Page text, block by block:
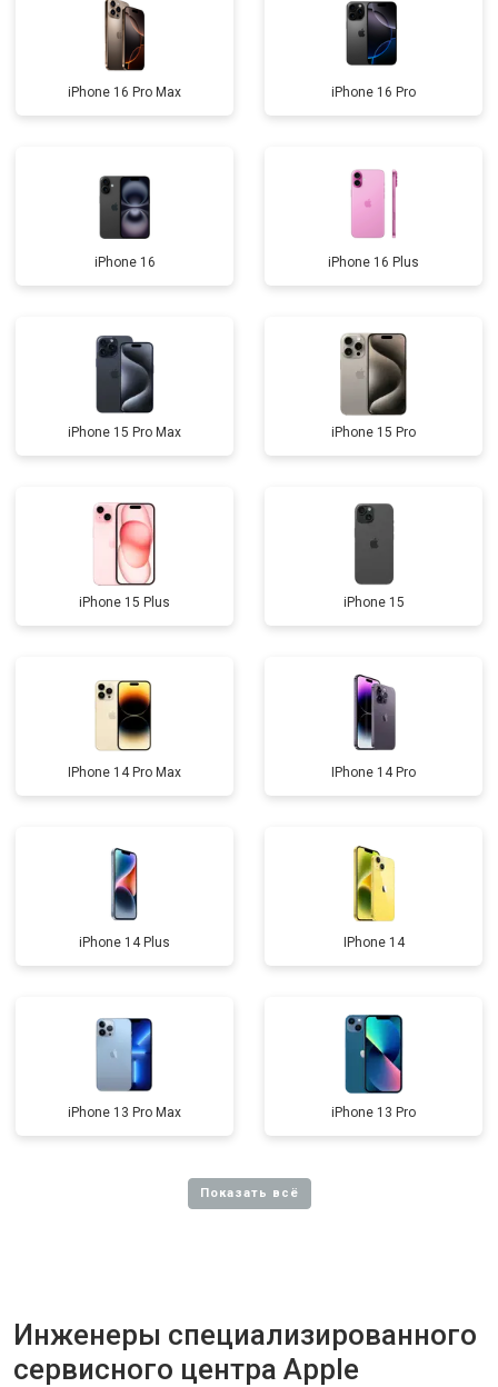
iPhone 16 Pro Max iPhone 16 Pro
iPhone 16 iPhone 16 Plus
iPhone 15 Pro Max iPhone 15 Pro
iPhone 15 Plus iPhone 15
IPhone 14 Pro Max IPhone 14 Pro
iPhone 14 Plus IPhone 14
iPhone 13 Pro Max iPhone 13 Pro
Инженеры специализированного
сервисного центра Apple